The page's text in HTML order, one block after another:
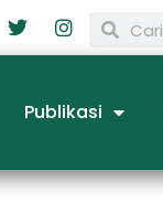
Publikasi